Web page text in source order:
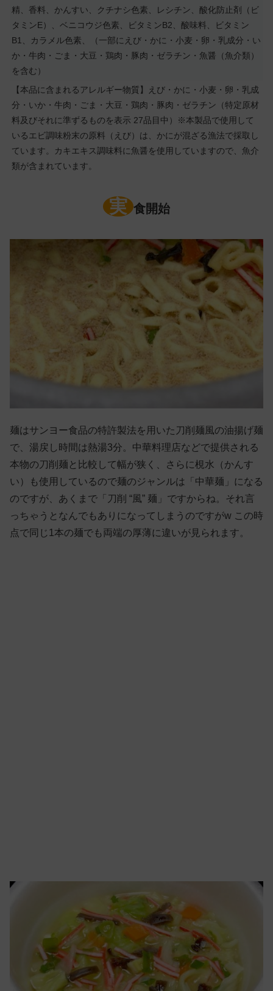
精、香料、かんすい、クチナシ色素、レシチン、酸化防止剤（ビ
タミンE）、ベニコウジ色素、ビタミンB2、酸味料、ビタミン
B1、カラメル色素、（一部にえび・かに・小麦・卵・乳成分・い
か・牛肉・ごま・大豆・鶏肉・豚肉・ゼラチン・魚醤（魚介類）
を含む）
【本品に含まれるアレルギー物質】えび・かに・小麦・卵・乳成
分・いか・牛肉・ごま・大豆・鶏肉・豚肉・ゼラチン（特定原材
料及びそれに準ずるものを表示 27品目中）※本製品で使用して
いるエビ調味粉末の原料（えび）は、かにが混ざる漁法で採取し
ています。カキエキス調味料に魚醤を使用していますので、魚介
類が含まれています。
実 食開始
麺はサンヨー食品の特許製法を用いた刀削麺風の油揚げ麺
で、湯戻し時間は熱湯3分。中華料理店などで提供される
本物の刀削麺と比較して幅が狭く、さらに梘水（かんす
い）も使用しているので麺のジャンルは「中華麺」になる
のですが、あくまで「刀削 “風” 麺」ですからね。それ言
っちゃうとなんでもありになってしまうのですがw この時
点で同じ1本の麺でも両端の厚薄に違いが見られます。